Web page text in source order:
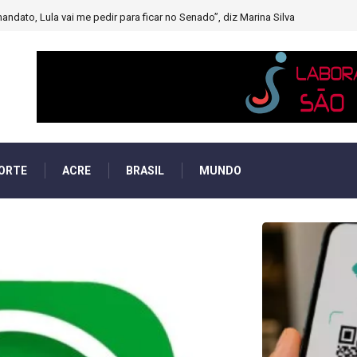
forte’ diminuindo chuvas e provocando secas de rios
ACRE BRASIL MUNDO